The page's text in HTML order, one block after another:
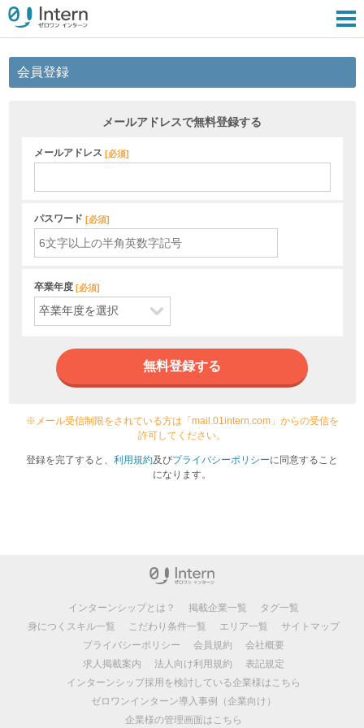
会員登録
メールアドレスで無料登録する
メールアドレス [必須]
パスワード [必須]
卒業年度 [必須]
無料登録する
※メール受信制限をされている方は「mail.01intern.com」からの受信を
許可してください。
登録を完了すると、 利用規約及びプライバシーポリシーに同意すること
になります。
インターンシップとは？ 掲載企業一覧
タグ一覧
身につくスキル一覧
こだわり条件一覧 エリア一覧
サイトマップ
プライバシーポリシー
会員規約
会社概要
求人掲載案内
法人向け利用規約
表記規定
インターンシップ採用を検討している企業様はこちら
ゼロワンインターン導入事例（企業向け）
企業様の管理画面はこちら